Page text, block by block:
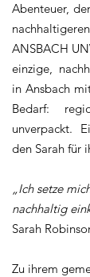
Abenteuer,
ANSBACH
einzige,
in Ansbach
Bedarf:
unverpackt.
den Sarah für
„Ich setze
nachhaltig
Sarah
Zu ihrem